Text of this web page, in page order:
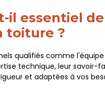
il essentiel
toiture ?
qualifiés comme
technique, leur savoir-
et adaptées à vos